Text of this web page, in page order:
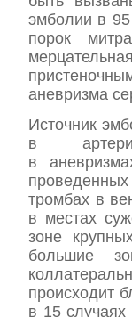
эмболии в 95
порок
аневризма
Источник
в
в
тромбах в
в местах
зоне
большие
происходит
в 15